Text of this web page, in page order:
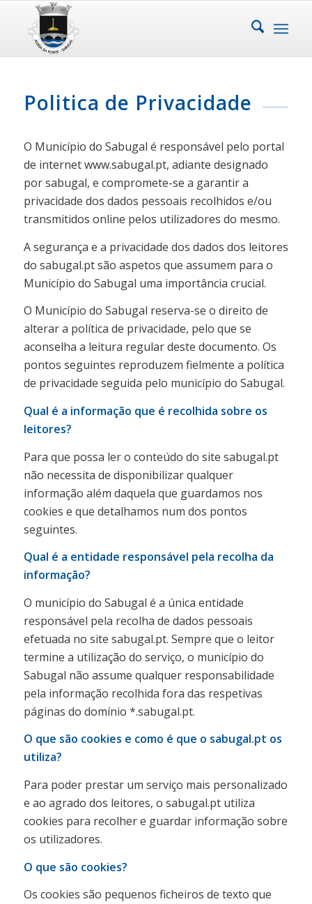
Politica de Privacidade
O Município do Sabugal é responsável pelo portal
de internet www.sabugal.pt, adiante designado
por sabugal, e compromete-se a garantir a
privacidade dos dados pessoais recolhidos e/ou
transmitidos online pelos utilizadores do mesmo.
A segurança e a privacidade dos dados dos leitores
do sabugal.pt são aspetos que assumem para o
Município do Sabugal uma importância crucial.
O Município do Sabugal reserva-se o direito de
alterar a política de privacidade, pelo que se
aconselha a leitura regular deste documento. Os
pontos seguintes reproduzem fielmente a política
de privacidade seguida pelo município do Sabugal.
Qual é a informação que é recolhida sobre os
leitores?
Para que possa ler o conteúdo do site sabugal.pt
não necessita de disponibilizar qualquer
informação além daquela que guardamos nos
cookies e que detalhamos num dos pontos
seguintes.
Qual é a entidade responsável pela recolha da
informação?
O município do Sabugal é a única entidade
responsável pela recolha de dados pessoais
efetuada no site sabugal.pt. Sempre que o leitor
termine a utilização do serviço, o município do
Sabugal não assume qualquer responsabilidade
pela informação recolhida fora das respetivas
páginas do domínio *.sabugal.pt.
O que são cookies e como é que o sabugal.pt os
utiliza?
Para poder prestar um serviço mais personalizado
e ao agrado dos leitores, o sabugal.pt utiliza
cookies para recolher e guardar informação sobre
os utilizadores.
O que são cookies?
Os cookies são pequenos ficheiros de texto que